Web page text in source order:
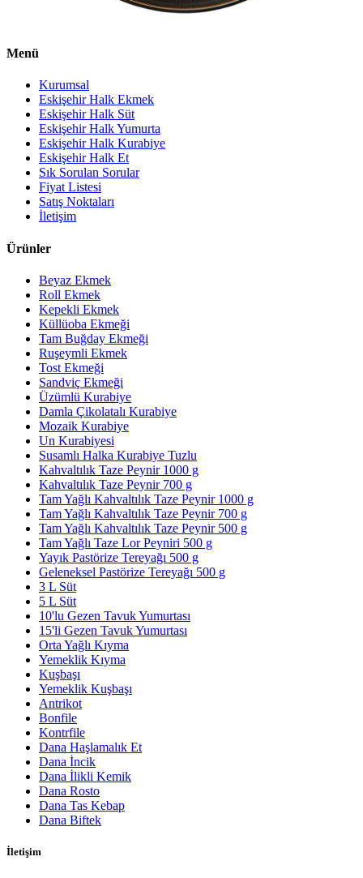
Menü
Kurumsal
Eskişehir Halk Ekmek
Eskişehir Halk Süt
Eskişehir Halk Yumurta
Eskişehir Halk Kurabiye
Eskişehir Halk Et
Sık Sorulan Sorular
Fiyat Listesi
Satış Noktaları
İletişim
Ürünler
Beyaz Ekmek
Roll Ekmek
Kepekli Ekmek
Küllüoba Ekmeği
Tam Buğday Ekmeği
Ruşeymli Ekmek
Tost Ekmeği
Sandviç Ekmeği
Üzümlü Kurabiye
Damla Çikolatalı Kurabiye
Mozaik Kurabiye
Un Kurabiyesi
Susamlı Halka Kurabiye Tuzlu
Kahvaltılık Taze Peynir 1000 g
Kahvaltılık Taze Peynir 700 g
Tam Yağlı Kahvaltılık Taze Peynir 1000 g
Tam Yağlı Kahvaltılık Taze Peynir 700 g
Tam Yağlı Kahvaltılık Taze Peynir 500 g
Tam Yağlı Taze Lor Peyniri 500 g
Yayık Pastörize Tereyağı 500 g
Geleneksel Pastörize Tereyağı 500 g
3 L Süt
5 L Süt
10'lu Gezen Tavuk Yumurtası
15'li Gezen Tavuk Yumurtası
Orta Yağlı Kıyma
Yemeklik Kıyma
Kuşbaşı
Yemeklik Kuşbaşı
Antrikot
Bonfile
Kontrfile
Dana Haşlamalık Et
Dana İncik
Dana İlikli Kemik
Dana Rosto
Dana Tas Kebap
Dana Biftek
İletişim